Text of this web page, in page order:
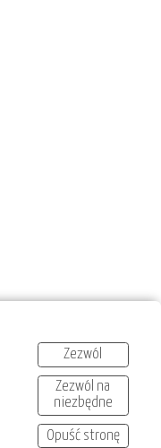
Zezwól
Zezwól na
niezbędne
Opuść stronę